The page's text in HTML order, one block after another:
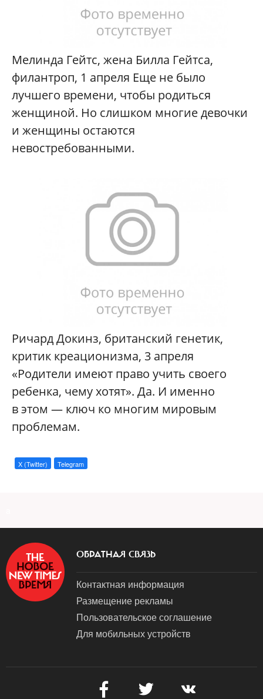
Мелинда Гейтс, жена Билла Гейтса,
филантроп, 1 апреля Еще не было
лучшего времени, чтобы родиться
женщиной. Но слишком многие девочки
и женщины остаются
невостребованными.
Ричард Докинз, британский генетик,
критик креационизма, 3 апреля
«Родители имеют право учить своего
ребенка, чему хотят». Да. И именно
в этом — ключ ко многим мировым
проблемам.
X (Twitter) Telegram
ОБРАТНАЯ СВЯЗЬ
Контактная информация
Размещение рекламы
Пользовательское соглашение
Для мобильных устройств